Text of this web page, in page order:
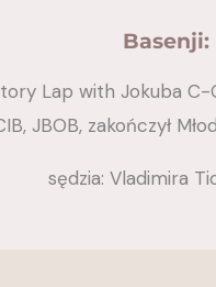
Basenji:
Lap with Jokuba C-
JBOB, zakończył
sędzia: Vladimira